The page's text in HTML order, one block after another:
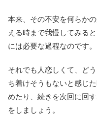
本来、その不安を何らか
える時まで我慢してみる
には必要な過程なのです。
それでも人恋しくて、ど
ち着けそうもないと感じ
めたり、続きを次回に回
をしましょう。